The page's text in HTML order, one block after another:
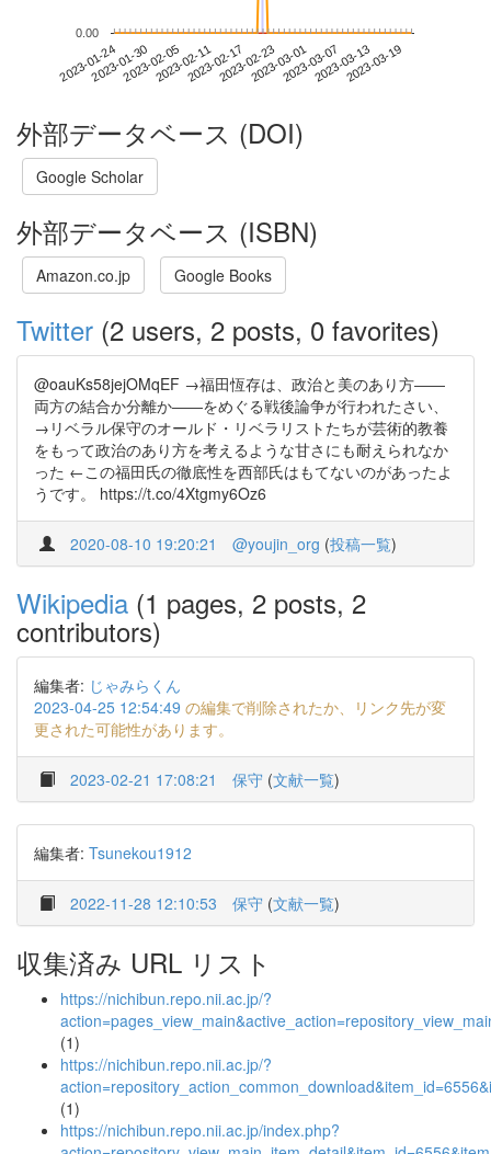
2023-01-242023-01-302023-02-052023-02-112023-02-172023-02-232023-03-012023-03-072023-03-132023-03-19
0.00
外部データベース (DOI)
Google Scholar
外部データベース (ISBN)
Amazon.co.jp Google Books
Twitter (2 users, 2 posts, 0 favorites)
@oauKs58jejOMqEF →福田恆存は、政治と美のあり方――
両方の結合か分離か――をめぐる戦後論争が行われたさい、
→リベラル保守のオールド・リベラリストたちが芸術的教養
をもって政治のあり方を考えるような甘さにも耐えられなか
った ←この福田氏の徹底性を西部氏はもてないのがあったよ
うです。 https://t.co/4Xtgmy6Oz6
2020-08-10 19:20:21 @youjin_org (投稿一覧)
Wikipedia (1 pages, 2 posts, 2
contributors)
編集者: じゃみらくん
2023-04-25 12:54:49 の編集で削除されたか、リンク先が変
更された可能性があります。
2023-02-21 17:08:21 保守 (文献一覧)
編集者: Tsunekou1912
2022-11-28 12:10:53 保守 (文献一覧)
収集済み URL リスト
https://nichibun.repo.nii.ac.jp/?
(1)
https://nichibun.repo.nii.ac.jp/?
(1)
https://nichibun.repo.nii.ac.jp/index.php?